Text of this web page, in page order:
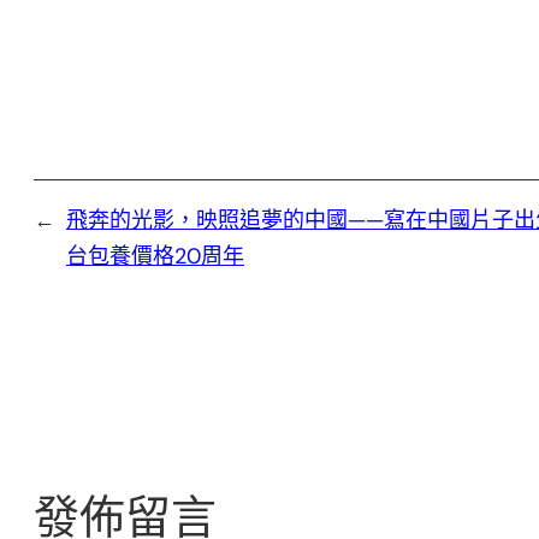
← 飛奔的光影，映照追夢的中國——寫在中國片子出
台包養價格20周年
發佈留言